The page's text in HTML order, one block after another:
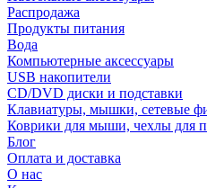
Распродажа
Продукты питания
Вода
Компьютерные аксессуары
USB накопители
CD/DVD диски и подставки
Клавиатуры, мышки, сетевые
Коврики для мыши, чехлы для
Блог
Оплата и доставка
О нас